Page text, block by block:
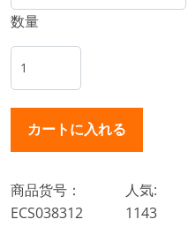
数量
商品货号：
ECS038312
人気:
1143